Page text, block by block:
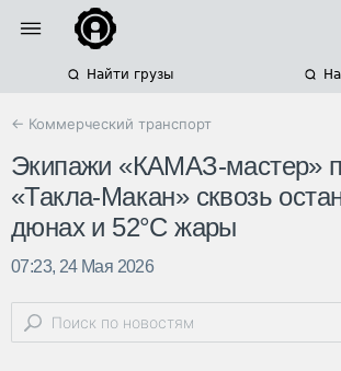
Найти грузы
← Коммерческий транспорт
Экипажи «КАМАЗ-мастер»
«Такла-Макан» сквозь
дюнах и 52°С жары
07:23, 24 Мая 2026